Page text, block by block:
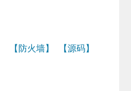
【防火墙】
【源码】